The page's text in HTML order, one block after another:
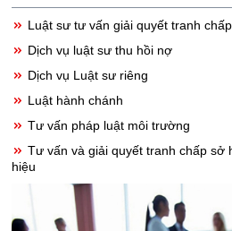
Luật sư tư vấn giải quyết tranh
Dịch vụ luật sư thu hồi nợ
Dịch vụ Luật sư riêng
Luật hành chánh
Tư vấn pháp luật môi trường
Tư vấn và giải quyết tranh chấp sở
hiệu